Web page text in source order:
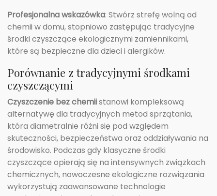
Profesjonalna wskazówka: Stwórz strefę wolną od
chemii w domu, stopniowo zastępując tradycyjne
środki czyszczące ekologicznymi zamiennikami,
które są bezpieczne dla dzieci i alergików.
Porównanie z tradycyjnymi środkami
czyszczącymi
Czyszczenie bez chemiistanowi kompleksową
alternatywę dla tradycyjnych metod sprzątania,
która diametralnie różni się pod względem
skuteczności, bezpieczeństwa oraz oddziaływania na
środowisko. Podczas gdy klasyczne środki
czyszczące opierają się na intensywnych związkach
chemicznych, nowoczesne ekologiczne rozwiązania
wykorzystują zaawansowane technologie